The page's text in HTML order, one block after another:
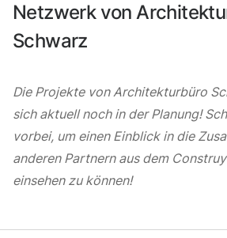
Netzwerk von
Schwarz
Die Projekte von Architekturbüro
sich aktuell noch in der Planung!
vorbei, um einen Einblick in die
anderen Partnern aus dem
einsehen zu können!